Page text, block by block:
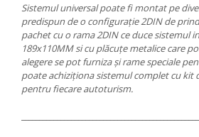
Sistemul universal poate fi montat pe
predispun de o configurație 2DIN de
pachet cu o rama 2DIN ce duce sistemul
189x110MM si cu plăcuțe metalice care
alegere se pot furniza și rame speciale
poate achiziționa sistemul complet cu kit
pentru fiecare autoturism.